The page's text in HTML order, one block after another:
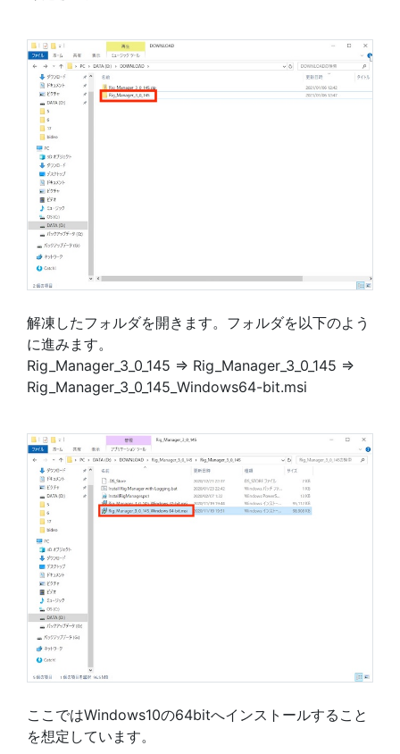
解凍したフォルダを開きます。フォルダを以下のよう
に進みます。
Rig_Manager_3_0_145 => Rig_Manager_3_0_145 =>
Rig_Manager_3_0_145_Windows64-bit.msi
ここではWindows10の64bitへインストールすること
を想定しています。